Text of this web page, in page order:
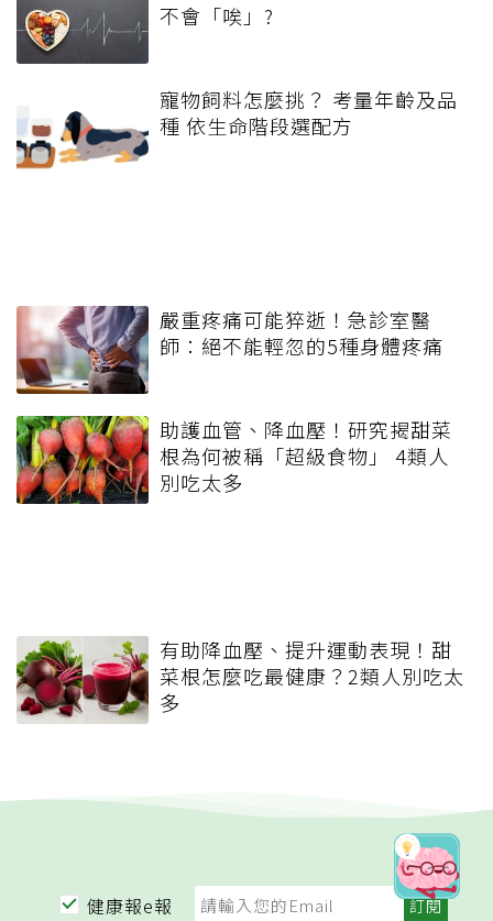
不會「唉」?
寵物飼料怎麼挑？ 考量年齡及品
種 依生命階段選配方
嚴重疼痛可能猝逝！急診室醫
師：絕不能輕忽的5種身體疼痛
助護血管、降血壓！研究揭甜菜
根為何被稱「超級食物」 4類人
別吃太多
有助降血壓、提升運動表現！甜
菜根怎麼吃最健康？2類人別吃太
多
健康報e報